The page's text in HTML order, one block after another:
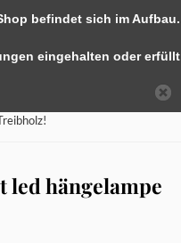
hängelampe
befindet sich im Aufbau.
eingehalten oder erfüllt